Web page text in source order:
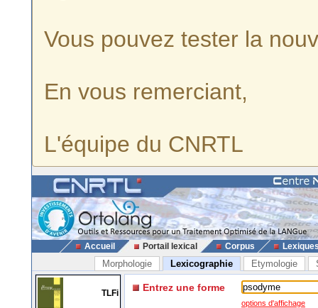
Vous pouvez tester la
En vous remerciant,
L'équipe du CNRTL
Accueil Portail lexical Corpus
Morphologie Lexicographie Etymologie
TLFi Entrez une forme
options d'affichage